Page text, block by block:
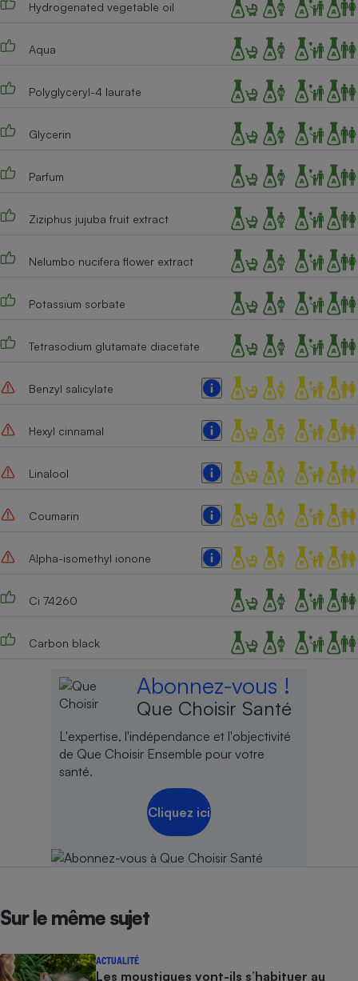
Hydrogenated vegetable oil
Aqua
Polyglyceryl-4 laurate
Glycerin
Parfum
Ziziphus jujuba fruit extract
Nelumbo nucifera flower extract
Potassium sorbate
Tetrasodium glutamate diacetate
Benzyl salicylate
Hexyl cinnamal
Linalool
Coumarin
Alpha-isomethyl ionone
Ci 74260
Carbon black
Abonnez-vous !
Que Choisir Santé
L'expertise, l'indépendance et l'objectivité
de Que Choisir Ensemble pour votre
santé.
Cliquez ici
Sur le même sujet
ACTUALITÉ
Les moustiques vont-ils s’habituer au
Plaque de cuisson à
induction
Climatiseur -
Ventilateur
Cafetière à expressos
Robot ménager
Téléphone mobile -
Smartphone
Antivirus
Ventilateur